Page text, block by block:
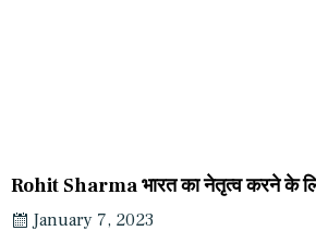
Rohit Sharma भारत का नेतृत्व करने के
January 7, 2023